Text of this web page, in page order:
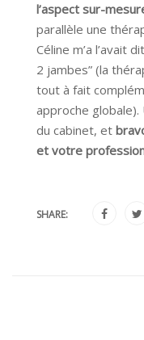
l’aspect sur-
parallèle une
Céline m’a l’avait
2 jambes” (la
tout à fait
approche globale).
du cabinet, et
et votre
SHARE: